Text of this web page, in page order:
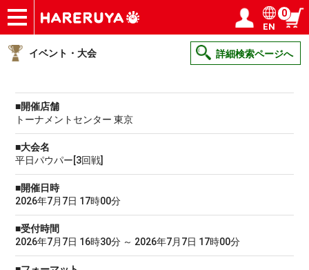
ショップ
買取
記事
デッキ検索
デッキ構築
選手一覧
店舗一覧
イベント
ヘルプ
お問い合わせ ログイン／会員登録
EN
0
イベント・大会 詳細検索ページへ
■開催店舗
トーナメントセンター 東京
■大会名
平日パウパー[3回戦]
■開催日時
2026年7月7日 17時00分
■受付時間
2026年7月7日 16時30分 ～ 2026年7月7日 17時00分